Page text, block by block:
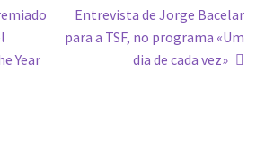
Macro / Macro Spot Flowers
Year
Artigo
seguinte:
Entrevista de Jorge Bacelar
para a TSF, no programa «Um
dia de cada vez»